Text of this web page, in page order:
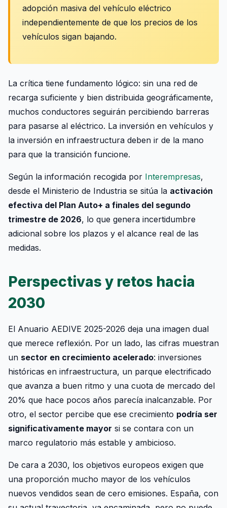
adopción masiva del vehículo eléctrico
independientemente de que los precios de los
vehículos sigan bajando.
La crítica tiene fundamento lógico: sin una red de
recarga suficiente y bien distribuida geográficamente,
muchos conductores seguirán percibiendo barreras
para pasarse al eléctrico. La inversión en vehículos y
la inversión en infraestructura deben ir de la mano
para que la transición funcione.
Según la información recogida por Interempresas,
desde el Ministerio de Industria se sitúa la activación
efectiva del Plan Auto+ a finales del segundo
trimestre de 2026, lo que genera incertidumbre
adicional sobre los plazos y el alcance real de las
medidas.
Perspectivas y retos hacia
2030
El Anuario AEDIVE 2025-2026 deja una imagen dual
que merece reflexión. Por un lado, las cifras muestran
un sector en crecimiento acelerado: inversiones
históricas en infraestructura, un parque electrificado
que avanza a buen ritmo y una cuota de mercado del
20% que hace pocos años parecía inalcanzable. Por
otro, el sector percibe que ese crecimiento podría ser
significativamente mayor si se contara con un
marco regulatorio más estable y ambicioso.
De cara a 2030, los objetivos europeos exigen que
una proporción mucho mayor de los vehículos
nuevos vendidos sean de cero emisiones. España, con